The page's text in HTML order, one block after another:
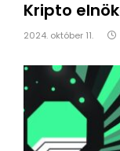
Kripto
2024. október 11.